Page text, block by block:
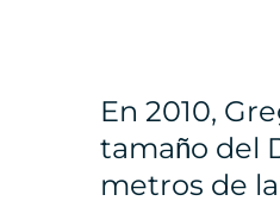
En 2010,
tamaño del
metros de